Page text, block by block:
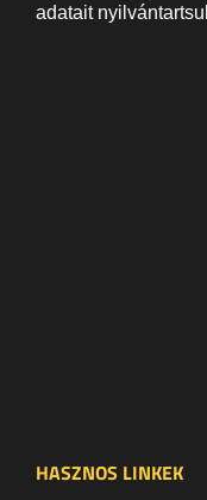
adatait
HASZNOS LINKEK